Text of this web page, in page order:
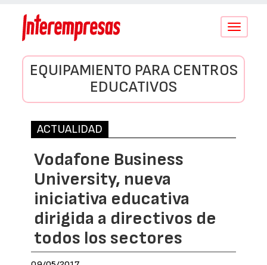
Conmutar
EQUIPAMIENTO PARA CENTROS
EDUCATIVOS
ACTUALIDAD
Vodafone Business
University, nueva
iniciativa educativa
dirigida a directivos de
todos los sectores